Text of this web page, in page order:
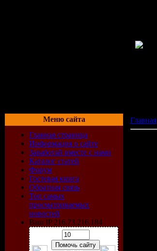
Меню сайта
Главная страница
Информация о сайте
Заработай вместе с нами
Каталог статей
Форум
Гостевая книга
Обратная связь
Топ самых
просматриваемых
новостей
Ваш IP 216.73.216.184
Главная